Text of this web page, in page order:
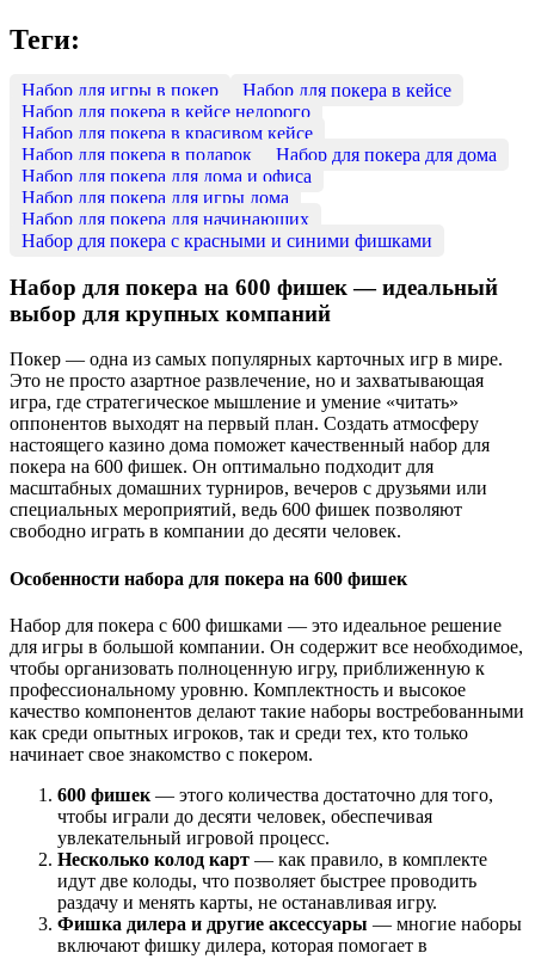
Теги:
Набор для игры в покер
Набор для покера в кейсе
Набор для покера в кейсе недорого
Набор для покера в красивом кейсе
Набор для покера в подарок
Набор для покера для дома
Набор для покера для дома и офиса
Набор для покера для игры дома
Набор для покера для начинающих
Набор для покера с красными и синими фишками
Набор для покера на 600 фишек — идеальный
выбор для крупных компаний
Покер — одна из самых популярных карточных игр в мире.
Это не просто азартное развлечение, но и захватывающая
игра, где стратегическое мышление и умение «читать»
оппонентов выходят на первый план. Создать атмосферу
настоящего казино дома поможет качественный набор для
покера на 600 фишек. Он оптимально подходит для
масштабных домашних турниров, вечеров с друзьями или
специальных мероприятий, ведь 600 фишек позволяют
свободно играть в компании до десяти человек.
Особенности набора для покера на 600 фишек
Набор для покера с 600 фишками — это идеальное решение
для игры в большой компании. Он содержит все необходимое,
чтобы организовать полноценную игру, приближенную к
профессиональному уровню. Комплектность и высокое
качество компонентов делают такие наборы востребованными
как среди опытных игроков, так и среди тех, кто только
начинает свое знакомство с покером.
600 фишек — этого количества достаточно для того,
чтобы играли до десяти человек, обеспечивая
увлекательный игровой процесс.
Несколько колод карт — как правило, в комплекте
идут две колоды, что позволяет быстрее проводить
раздачу и менять карты, не останавливая игру.
Фишка дилера и другие аксессуары — многие наборы
включают фишку дилера, которая помогает в